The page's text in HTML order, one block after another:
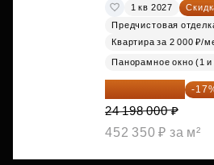
1 кв 2027
Предчистовая
Квартира за 2 000 ₽/
Панорамное окно (1 и
20 084 340 ₽ -
24 198 000 ₽
452 350 ₽ за м²